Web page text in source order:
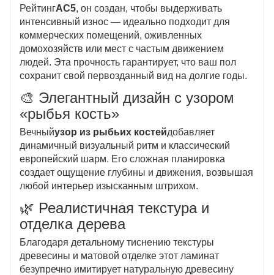
РейтингAC5, он создан, чтобы выдерживать
интенсивный износ — идеально подходит для
коммерческих помещений, оживленных
домохозяйств или мест с частым движением
людей. Эта прочность гарантирует, что ваш пол
сохранит свой первозданный вид на долгие годы.
🎨 Элегантный дизайн с узором
«рыбья кость»
Вечныйузор из рыбьих костейдобавляет
динамичный визуальный ритм и классический
европейский шарм. Его сложная планировка
создает ощущение глубины и движения, возвышая
любой интерьер изысканным штрихом.
🌿 Реалистичная текстура и
отделка дерева
Благодаря детальному тиснению текстуры
древесины и матовой отделке этот ламинат
безупречно имитирует натуральную древесину